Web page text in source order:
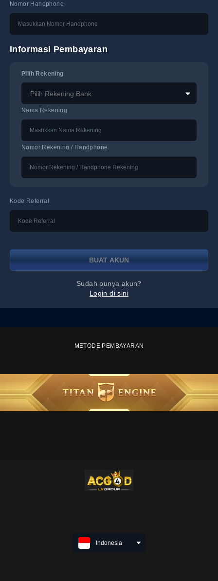
Nomor Handphone
Informasi Pembayaran
Pilih Rekening
Pilih Rekening Bank
Nama Rekening
Nomor Rekening / Handphone
Kode Referral
BUAT AKUN
Sudah punya akun?
Login di sini
METODE PEMBAYARAN
Indonesia